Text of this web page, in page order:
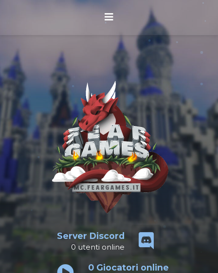
Server Discord
0 utenti online
0Giocatori online